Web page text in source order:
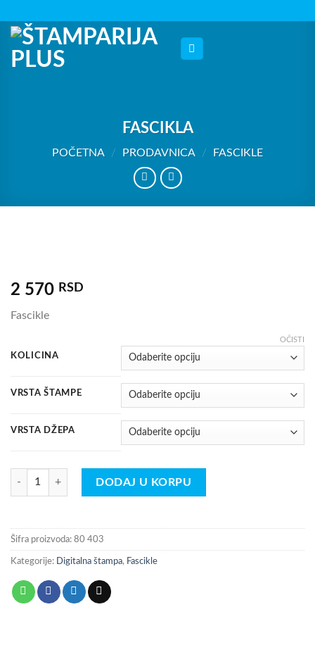
content
FASCIKLA
POČETNA / PRODAVNICA / FASCIKLE
2 570 RSD
Fascikle
KOLICINA
VRSTA ŠTAMPE
VRSTA DŽEPA
OČISTI
FASCIKLA količina
DODAJ U KORPU
Šifra proizvoda: 80 403
Kategorije: Digitalna štampa, Fascikle